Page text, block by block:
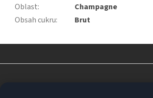
Oblast:
Champagne
Obsah cukru: Brut